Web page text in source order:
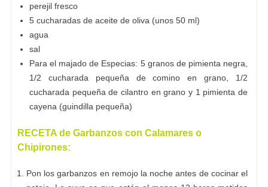
perejil fresco
5 cucharadas de aceite de oliva (unos 50 ml)
agua
sal
Para el majado de Especias: 5 granos de pimienta negra,
1/2 cucharada pequeña de comino en grano, 1/2
cucharada pequeña de cilantro en grano y 1 pimienta de
cayena (guindilla pequeña)
RECETA de Garbanzos con Calamares o
Chipirones:
Pon los garbanzos en remojo la noche antes de cocinar el